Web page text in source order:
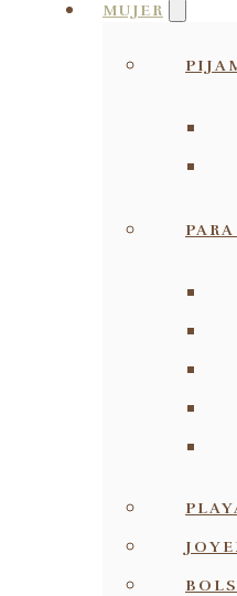
MUJER